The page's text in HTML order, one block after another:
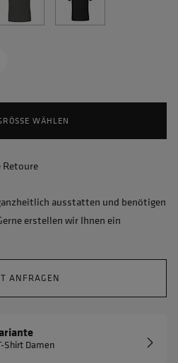
WÄHLEN
Retoure
ausstatten und benötigen
erstellen wir Ihnen ein
ANFRAGEN
Shirt Damen